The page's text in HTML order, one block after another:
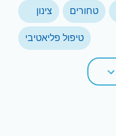
טחורים צינון
טיפול פליאטיבי